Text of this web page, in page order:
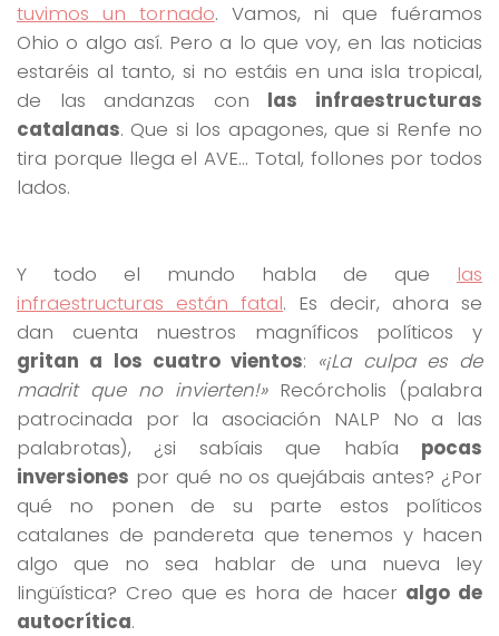
tuvimos un tornado. Vamos, ni que fuéramos
Ohio o algo así. Pero a lo que voy, en las noticias
estaréis al tanto, si no estáis en una isla tropical,
de las andanzas con las infraestructuras
catalanas. Que si los apagones, que si Renfe no
tira porque llega el AVE… Total, follones por todos
lados.
Y todo el mundo habla de que las
infraestructuras están fatal. Es decir, ahora se
dan cuenta nuestros magníficos políticos y
gritan a los cuatro vientos: «¡La culpa es de
madrit que no invierten!»Recórcholis (palabra
patrocinada por la asociación NALP No a las
palabrotas), ¿si sabíais que había pocas
inversiones por qué no os quejábais antes? ¿Por
qué no ponen de su parte estos políticos
catalanes de pandereta que tenemos y hacen
algo que no sea hablar de una nueva ley
lingüística? Creo que es hora de hacer algo de
autocrítica.